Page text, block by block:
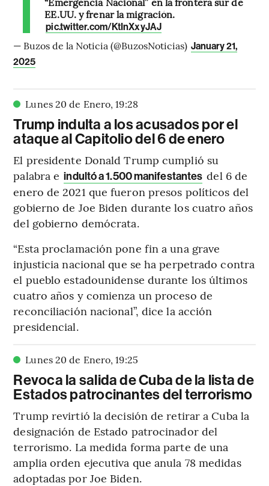
EE.UU. y frenar la migración.
pic.twitter.com/KtInXxyJAJ
— Buzos de la Noticia (@BuzosNoticias) January 21,
2025
Lunes 20 de Enero,19:28
Trump indulta a los acusados por el
ataque al Capitolio del 6 de enero
El presidente Donald Trump cumplió su
palabra e indultó a 1.500 manifestantes del 6 de
enero de 2021 que fueron presos políticos del
gobierno de Joe Biden durante los cuatro años
del gobierno demócrata.
“Esta proclamación pone fin a una grave
injusticia nacional que se ha perpetrado contra
el pueblo estadounidense durante los últimos
cuatro años y comienza un proceso de
reconciliación nacional”, dice la acción
presidencial.
Lunes 20 de Enero,19:25
Revoca la salida de Cuba de la lista de
Estados patrocinantes del terrorismo
Trump revirtió la decisión de retirar a Cuba la
designación de Estado patrocinador del
terrorismo. La medida forma parte de una
amplia orden ejecutiva que anula 78 medidas
adoptadas por Joe Biden.